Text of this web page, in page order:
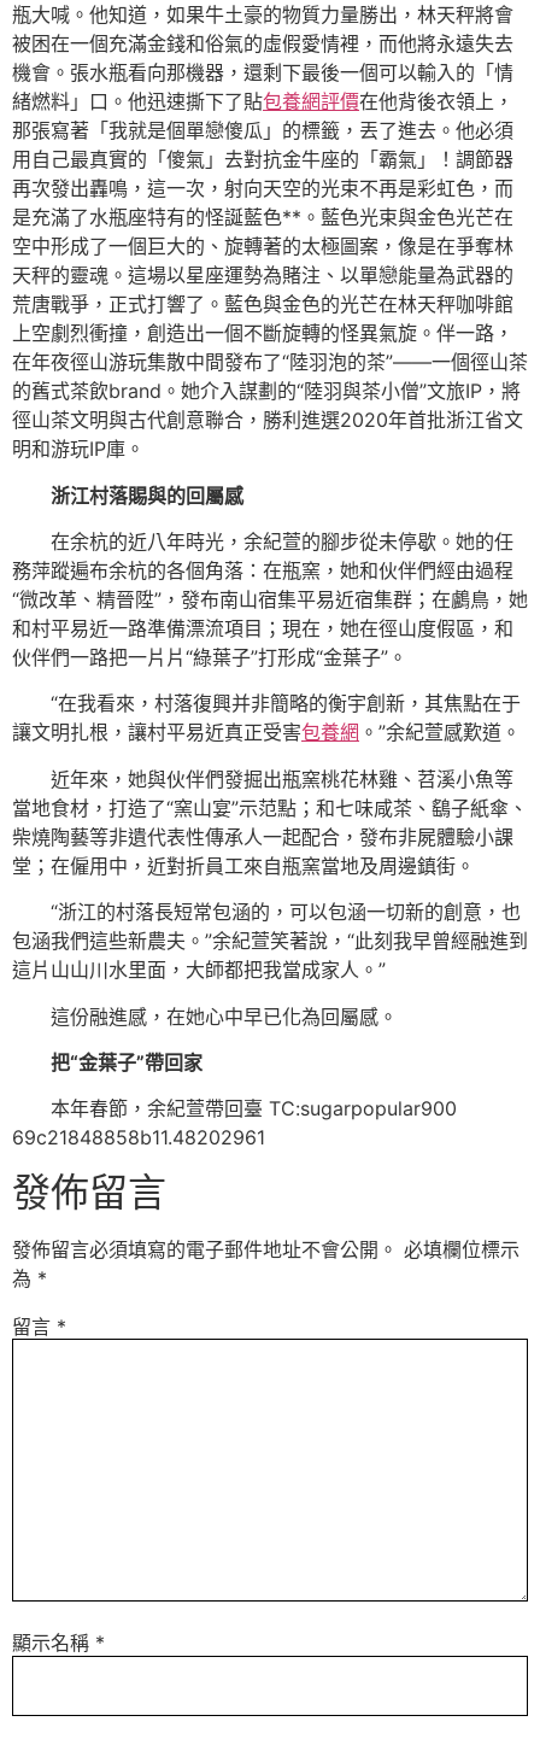
瓶大喊。他知道，如果牛土豪的物質力量勝出，林天秤將會
被困在一個充滿金錢和俗氣的虛假愛情裡，而他將永遠失去
機會。張水瓶看向那機器，還剩下最後一個可以輸入的「情
緒燃料」口。他迅速撕下了貼包養網評價在他背後衣領上，
那張寫著「我就是個單戀傻瓜」的標籤，丟了進去。他必須
用自己最真實的「傻氣」去對抗金牛座的「霸氣」！調節器
再次發出轟鳴，這一次，射向天空的光束不再是彩虹色，而
是充滿了水瓶座特有的怪誕藍色**。藍色光束與金色光芒在
空中形成了一個巨大的、旋轉著的太極圖案，像是在爭奪林
天秤的靈魂。這場以星座運勢為賭注、以單戀能量為武器的
荒唐戰爭，正式打響了。藍色與金色的光芒在林天秤咖啡館
上空劇烈衝撞，創造出一個不斷旋轉的怪異氣旋。伴一路，
在年夜徑山游玩集散中間發布了“陸羽泡的茶”——一個徑山茶
的舊式茶飲brand。她介入謀劃的“陸羽與茶小僧”文旅IP，將
徑山茶文明與古代創意聯合，勝利進選2020年首批浙江省文
明和游玩IP庫。
浙江村落賜與的回屬感
在余杭的近八年時光，余紀萱的腳步從未停歇。她的任
務萍蹤遍布余杭的各個角落：在瓶窯，她和伙伴們經由過程
“微改革、精晉陞”，發布南山宿集平易近宿集群；在鸕鳥，她
和村平易近一路準備漂流項目；現在，她在徑山度假區，和
伙伴們一路把一片片“綠葉子”打形成“金葉子”。
“在我看來，村落復興并非簡略的衡宇創新，其焦點在于
讓文明扎根，讓村平易近真正受害包養網 。”余紀萱感歎道。
近年來，她與伙伴們發掘出瓶窯桃花林雞、苕溪小魚等
當地食材，打造了“窯山宴”示范點；和七味咸茶、鷂子紙傘、
柴燒陶藝等非遺代表性傳承人一起配合，發布非屍體驗小課
堂；在僱用中，近對折員工來自瓶窯當地及周邊鎮街。
“浙江的村落長短常包涵的，可以包涵一切新的創意，也
包涵我們這些新農夫。”余紀萱笑著說，“此刻我早曾經融進到
這片山山川水里面，大師都把我當成家人。”
這份融進感，在她心中早已化為回屬感。
把“金葉子”帶回家
本年春節，余紀萱帶回臺 TC:sugarpopular900
69c21848858b11.48202961
發佈留言
發佈留言必須填寫的電子郵件地址不會公開。 必填欄位標示
為 *
留言 *
顯示名稱 *